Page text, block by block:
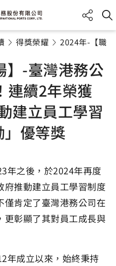
得獎榮耀 2024年-【職
】-臺灣港務公
連續2年榮獲
建立員工學習
優等獎
之後，於2024年再度
府推動建立員工學習制度
僅肯定了臺灣港務公司在
更彰顯了其對員工成長與
成立以來，始終秉持